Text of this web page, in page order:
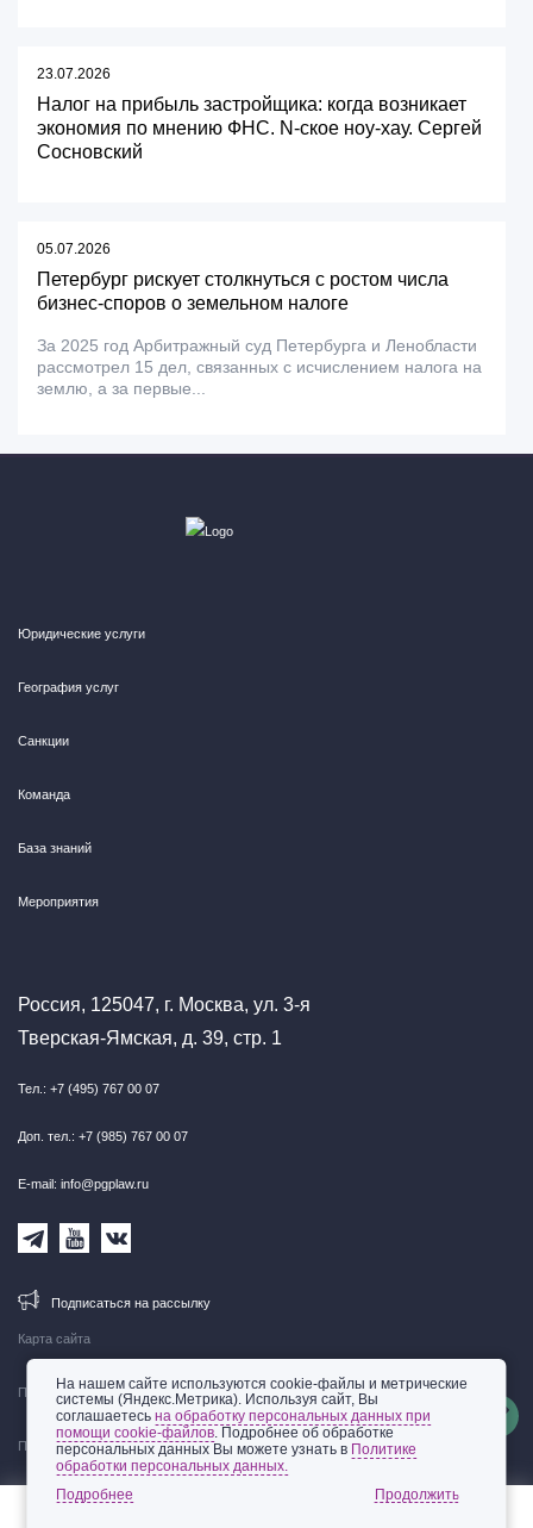
23.07.2026
Налог на прибыль застройщика: когда возникает
экономия по мнению ФНС. N-ское ноу-хау. Сергей
Сосновский
05.07.2026
Петербург рискует столкнуться с ростом числа
бизнес-споров о земельном налоге
За 2025 год Арбитражный суд Петербурга и Ленобласти
рассмотрел 15 дел, связанных с исчислением налога на
землю, а за первые...
Карта сайта
Правовая информация
Политика обработки персональных данных
Юридические услуги
География услуг
Санкции
Команда
База знаний
Мероприятия
Россия, 125047, г. Москва, ул. 3-я
Тверская-Ямская, д. 39, стр. 1
Тел.: +7 (495) 767 00 07
Доп. тел.: +7 (985) 767 00 07
E-mail: info@pgplaw.ru
Подписаться на рассылку
© 2002-2026 ООО «Пепеляев Групп»
На нашем сайте используются cookie-файлы и метрические
системы (Яндекс.Метрика). Используя сайт, Вы
соглашаетесьна обработку персональных данных при
помощи cookie-файлов. Подробнее об обработке
персональных данных Вы можете узнать в Политике
обработки персональных данных.
Подробнее